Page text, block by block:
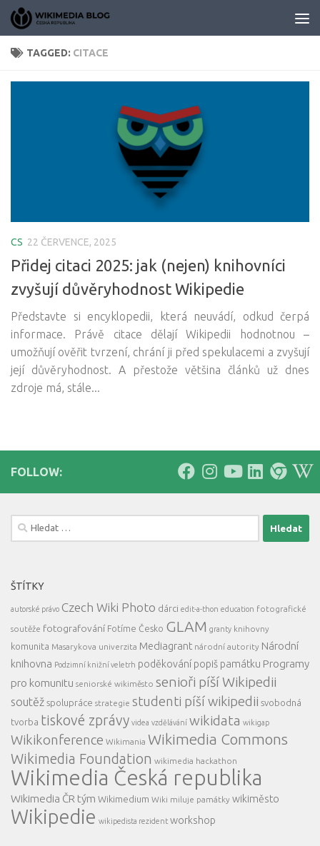
Skip to content
TAGGED: CITACE
CS 22 ČERVENCE, 2025
Přidej citaci 2025: jak (nejen) knihovníci
zvyšují důvěryhodnost Wikipedie
Představte si encyklopedii, která neuvádí, odkud čerpá
informace. Právě citace dělají Wikipedii hodnotnou –
umožňují ověřit tvrzení, chrání ji před spekulacemi a zvyšují
její důvěryhodnost. A přestože většina článků už dnes
zdroje má, stále...
FOLLOW:
Vyhledávání
ŠTÍTKY
autorské právo Czech Wiki Photo dárci edit-a-thon education fotografické
soutěže fotografování Fotíme Česko GLAM granty knihovny
komunita Masarykova univerzita Mediagrant národní autority Národní
knihovna Podzimní knižní veletrh poděkování popiš památku Programy
pro komunitu seniorské wikiměsto senioři píší Wikipedii
soutěž spolupráce strategie studenti píší wikipedii svobodná
tvorba tiskové zprávy videa vzdělávání wikidata wikigap
Wikikonference Wikimania Wikimedia Commons
Wikimedia Foundation wikimedia hackathon
Wikimedia Česká republika
Wikimedia ČR tým Wikimedium Wiki miluje památky wikiměsto
Wikipedie wikipedista rezident workshop